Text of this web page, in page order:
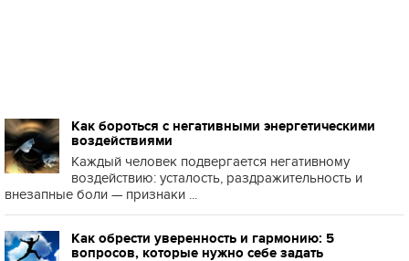
Как бороться с негативными энергетическими
воздействиями
Каждый человек подвергается негативному
воздействию: усталость, раздражительность и
внезапные боли — признаки ...
Как обрести уверенность и гармонию: 5
вопросов, которые нужно себе задать